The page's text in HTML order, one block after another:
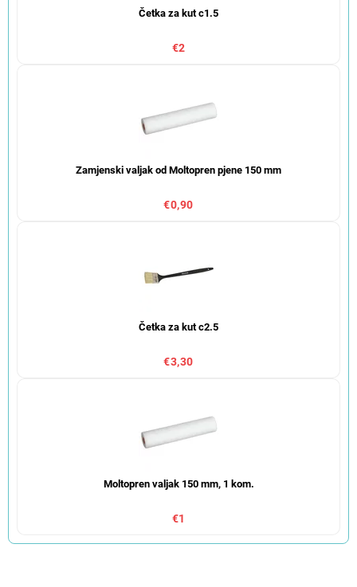
Četka za kut c1.5
€2
Zamjenski valjak od Moltopren pjene 150 mm
€0,90
Četka za kut c2.5
€3,30
Moltopren valjak 150 mm, 1 kom.
€1